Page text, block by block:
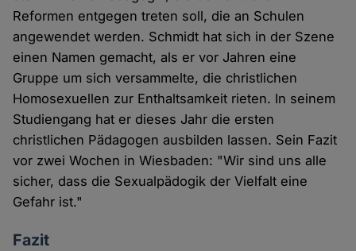
Reformen entgegen treten soll, die an Schulen
angewendet werden. Schmidt hat sich in der Szene
einen Namen gemacht, als er vor Jahren eine
Gruppe um sich versammelte, die christlichen
Homosexuellen zur Enthaltsamkeit rieten. In seinem
Studiengang hat er dieses Jahr die ersten
christlichen Pädagogen ausbilden lassen. Sein Fazit
vor zwei Wochen in Wiesbaden: "Wir sind uns alle
sicher, dass die Sexualpädogik der Vielfalt eine
Gefahr ist."
Fazit